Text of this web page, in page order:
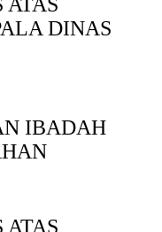
DINAS
IBADAH
ATAS